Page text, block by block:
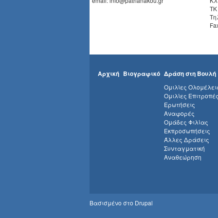
Αρχική Βιογραφικό Δράση στη Βουλή
Ομιλίες
Ομιλίες
Ερωτήσεις
Αναφορές
Ομάδες Φιλίας
Εκπροσωπήσεις
Άλλες Δράσεις
Συνταγματική
Αναθεώρηση
Βασισμένο στο Drupal